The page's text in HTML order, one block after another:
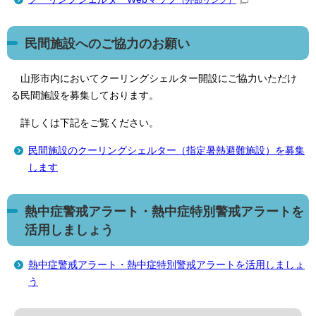
民間施設へのご協力のお願い
山形市内においてクーリングシェルター開設にご協力いただけ
る民間施設を募集しております。
詳しくは下記をご覧ください。
民間施設のクーリングシェルター（指定暑熱避難施設）を募集
します
熱中症警戒アラート・熱中症特別警戒アラートを
活用しましょう
熱中症警戒アラート・熱中症特別警戒アラートを活用しましょ
う